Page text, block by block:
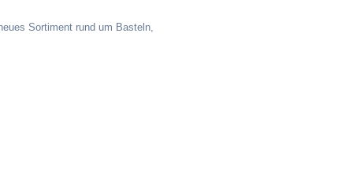
Sortiment rund um Basteln,